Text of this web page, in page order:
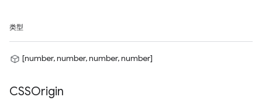
类型
[number, number, number, number]
CSSOrigin